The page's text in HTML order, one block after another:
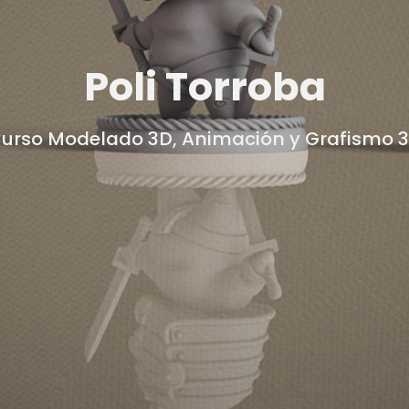
Poli Torroba
Modelado 3D, Animación y Grafismo